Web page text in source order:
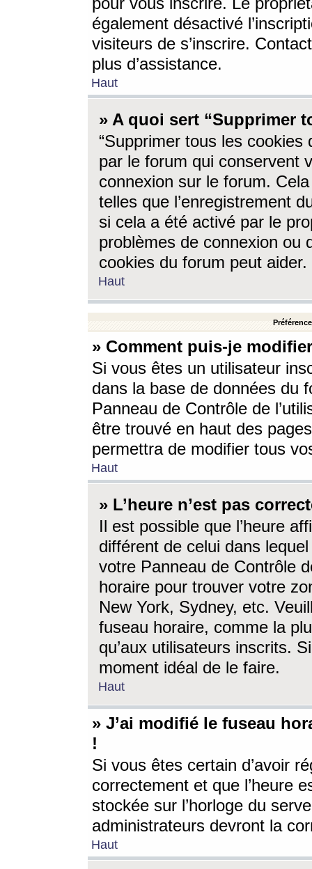
également désactivé
visiteurs de s’inscrire.
plus d’assistance.
Haut
» A quoi sert “Supprimer
“Supprimer tous les cookies
par le forum qui conservent
connexion sur le forum.
telles que l’enregistrement
si cela a été activé par le
problèmes de connexion ou
cookies du forum peut aider.
Haut
» Comment puis-je
Si vous êtes un utilisateur
dans la base de données du
Panneau de Contrôle de
être trouvé en haut des
permettra de modifier tous
Haut
» L’heure n’est pas
Il est possible que l’heure
différent de celui dans
votre Panneau de Contrôle
horaire pour trouver votre
New York, Sydney, etc.
fuseau horaire, comme la
qu’aux utilisateurs inscrits.
moment idéal de le faire.
Haut
» J’ai modifié le fuseau
!
Si vous êtes certain d’avoir
correctement et que l’heure
stockée sur l’horloge du
administrateurs devront la
Haut